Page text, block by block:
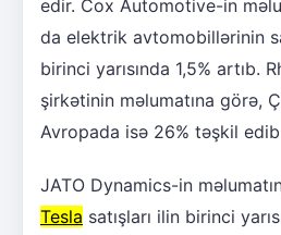
edir. Cox Automotive-in
da elektrik avtomobillərinin
birinci yarısında 1,5% artıb.
şirkətinin məlumatına görə,
Avropada isə 26% təşkil
JATO Dynamics-in
Tesla satışları ilin birinci